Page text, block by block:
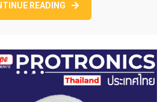
HANDY
READING